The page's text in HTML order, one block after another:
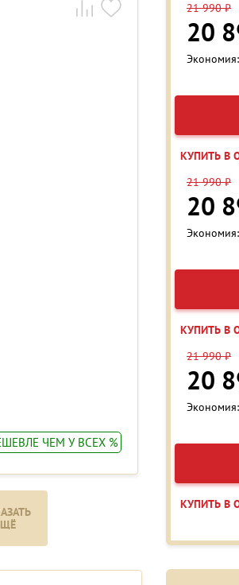
ЧЕМ У ВСЕХ %
21 990 ₽
20
КУПИТЬ В
21 990 ₽
20
КУПИТЬ В
21 990 ₽
20
КУПИТЬ В